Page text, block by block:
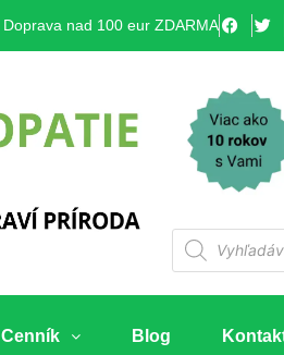
Doprava nad 100 eur ZDARMA
Cenník Blog